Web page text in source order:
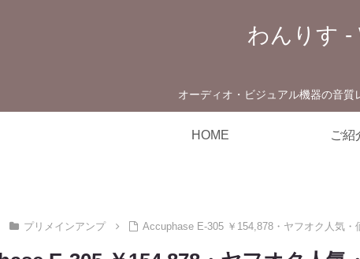
わんりす -
オーディオ・ビジュアル機器の音質
HOME ご紹
プリメインアンプ Accuphase E-305 ￥154,878・ヤフオク人気・